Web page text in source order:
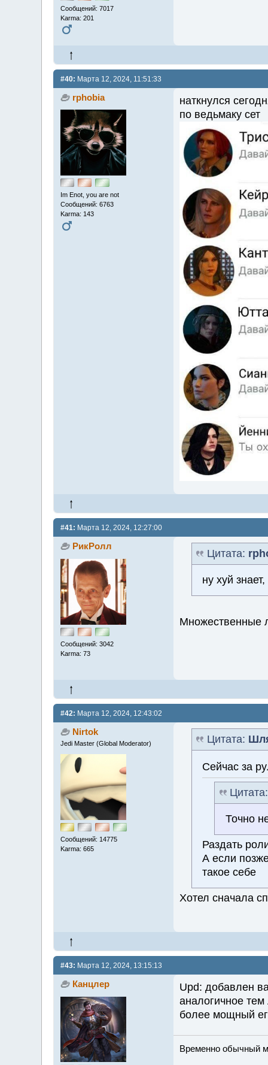
Сообщений: 7017
Karma: 201
#40: Марта 12, 2024, 11:51:33
rphobia
Im Enot, you are not
Сообщений: 6763
Karma: 143
наткнулся
по ведьмаку сет
#41: Марта 12, 2024, 12:27:00
РикРолл
Сообщений: 3042
Karma: 73
Цитата:
ну хуй
Множественные
#42: Марта 12, 2024, 12:43:02
Nirtok
Jedi Master (Global Moderator)
Сообщений: 14775
Karma: 665
Цитата:
Сейчас за
Точно
Раздать
А если
такое себе
Хотел сначала
#43: Марта 12, 2024, 13:15:13
Канцлер
Upd: добавлен
аналогичное
более мощный
Временно обычный